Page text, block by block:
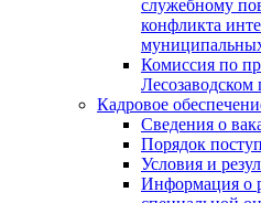
служебному
конфликта
Комиссия по
Лесозаводском
Кадровое
Сведения о
Порядок
Условия и
Информация о